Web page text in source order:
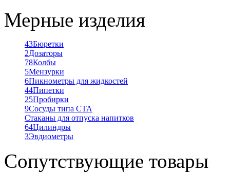
Мерные изделия
43Бюретки
2Дозаторы
78Колбы
5Мензурки
6Пикнометры для жидкостей
44Пипетки
25Пробирки
9Сосуды типа СТА
Стаканы для отпуска напитков
64Цилиндры
3Эвдиометры
Сопутствующие товары